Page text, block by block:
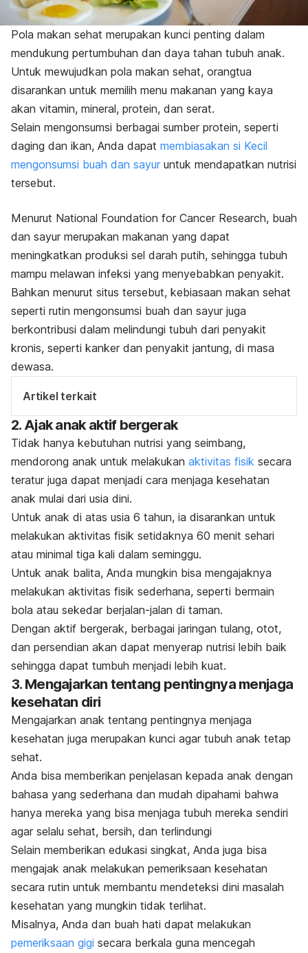
Pola makan sehat merupakan kunci penting dalam
mendukung pertumbuhan dan daya tahan tubuh anak.
Untuk mewujudkan pola makan sehat, orangtua
disarankan untuk memilih menu makanan yang kaya
akan vitamin, mineral, protein, dan serat.
Selain mengonsumsi berbagai sumber protein, seperti
daging dan ikan, Anda dapat membiasakan si Kecil
mengonsumsi buah dan sayur untuk mendapatkan nutrisi
tersebut.
Menurut National Foundation for Cancer Research, buah
dan sayur merupakan makanan yang dapat
meningkatkan produksi sel darah putih, sehingga tubuh
mampu melawan infeksi yang menyebabkan penyakit.
Bahkan menurut situs tersebut, kebiasaan makan sehat
seperti rutin mengonsumsi buah dan sayur juga
berkontribusi dalam melindungi tubuh dari penyakit
kronis, seperti kanker dan penyakit jantung, di masa
dewasa.
Artikel terkait
2. Ajak anak aktif bergerak
Tidak hanya kebutuhan nutrisi yang seimbang,
mendorong anak untuk melakukan aktivitas fisik secara
teratur juga dapat menjadi cara menjaga kesehatan
anak mulai dari usia dini.
Untuk anak di atas usia 6 tahun, ia disarankan untuk
melakukan aktivitas fisik setidaknya 60 menit sehari
atau minimal tiga kali dalam seminggu.
Untuk anak balita, Anda mungkin bisa mengajaknya
melakukan aktivitas fisik sederhana, seperti bermain
bola atau sekedar berjalan-jalan di taman.
Dengan aktif bergerak, berbagai jaringan tulang, otot,
dan persendian akan dapat menyerap nutrisi lebih baik
sehingga dapat tumbuh menjadi lebih kuat.
3. Mengajarkan tentang pentingnya menjaga
kesehatan diri
Mengajarkan anak tentang pentingnya menjaga
kesehatan juga merupakan kunci agar tubuh anak tetap
sehat.
Anda bisa memberikan penjelasan kepada anak dengan
bahasa yang sederhana dan mudah dipahami bahwa
hanya mereka yang bisa menjaga tubuh mereka sendiri
agar selalu sehat, bersih, dan terlindungi
Selain memberikan edukasi singkat, Anda juga bisa
mengajak anak melakukan pemeriksaan kesehatan
secara rutin untuk membantu mendeteksi dini masalah
kesehatan yang mungkin tidak terlihat.
Misalnya, Anda dan buah hati dapat melakukan
pemeriksaan gigi secara berkala guna mencegah